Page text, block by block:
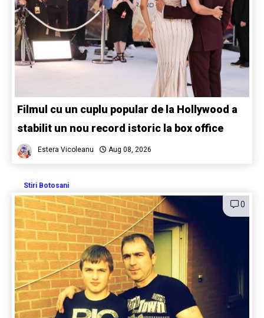
Filmul cu un cuplu popular de la Hollywood a
stabilit un nou record istoric la box office
Estera Vicoleanu Aug 08, 2026
Stiri Botosani
0